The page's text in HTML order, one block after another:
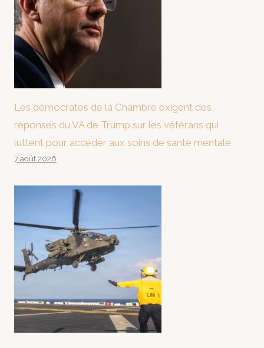
Les démocrates de la Chambre exigent des
réponses du VA de Trump sur les vétérans qui
luttent pour accéder aux soins de santé mentale
7 août 2026